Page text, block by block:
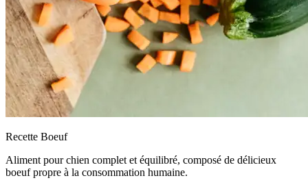
Recette Boeuf
Aliment pour chien complet et équilibré, composé de délicieux
boeuf propre à la consommation humaine.